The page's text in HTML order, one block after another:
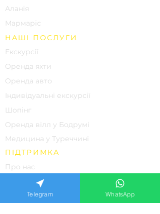
Аланія
Мармаріс
НАШІ ПОСЛУГИ
Екскурсії
Оренда яхти
Оренда авто
Індивідуальні екскурсії
Шопінг
Оренда вілл у Бодрумі
Медицина у Туреччині
ПІДТРИМКА
Про нас
Контакти
Відгуки наших клієнтів
Telegram WhatsApp